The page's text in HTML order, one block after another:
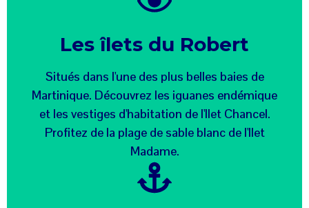
Les îlets du Robert
Situés dans l'une des plus belles baies de
Martinique. Découvrez les iguanes endémique
et les vestiges d'habitation de l'Ilet Chancel.
Profitez de la plage de sable blanc de l'Ilet
Madame.